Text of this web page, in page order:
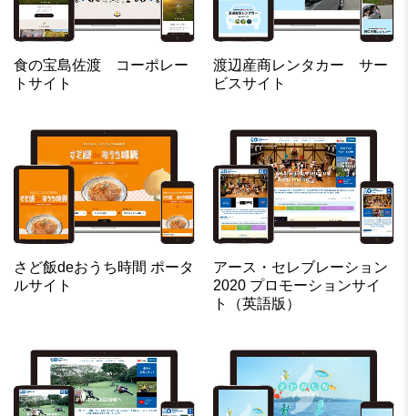
食の宝島佐渡 コーポレー
トサイト
渡辺産商レンタカー サー
ビスサイト
さど飯deおうち時間 ポータ
ルサイト
アース・セレブレーション
2020 プロモーションサイ
ト（英語版）